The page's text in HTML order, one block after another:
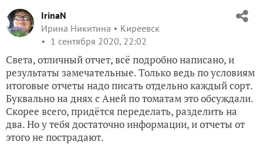
IrinaN
Ирина Никитина
Киреевск
1 сентября 2020, 22:02
Света, отличный отчет, всё подробно написано, и
результаты замечательные. Только ведь по условиям
итоговые отчеты надо писать отдельно каждый сорт.
Буквально на днях с Аней по томатам это обсуждали.
Скорее всего, придётся переделать, разделить на
два. Но у тебя достаточно информации, и отчеты от
этого не пострадают.